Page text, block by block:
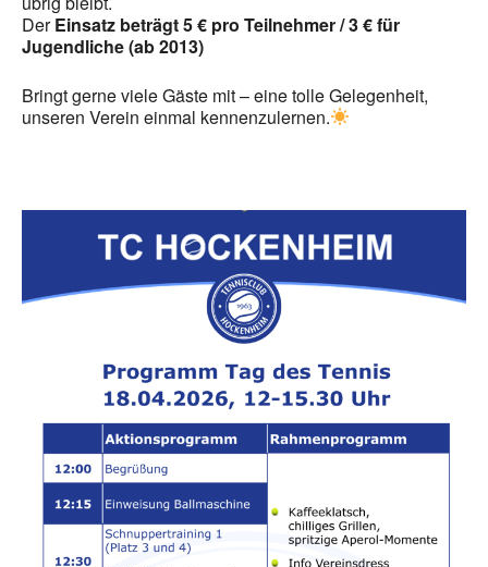
DerEinsatz beträgt 5 € pro Teilnehmer / 3 € für
Jugendliche (ab 2013)
Bringt gerne viele Gäste mit – eine tolle Gelegenheit,
unseren Verein einmal kennenzulernen.